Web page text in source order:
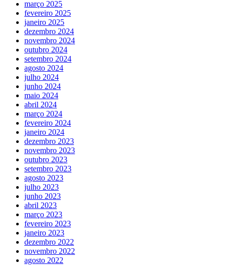
março 2025
fevereiro 2025
janeiro 2025
dezembro 2024
novembro 2024
outubro 2024
setembro 2024
agosto 2024
julho 2024
junho 2024
maio 2024
abril 2024
março 2024
fevereiro 2024
janeiro 2024
dezembro 2023
novembro 2023
outubro 2023
setembro 2023
agosto 2023
julho 2023
junho 2023
abril 2023
março 2023
fevereiro 2023
janeiro 2023
dezembro 2022
novembro 2022
agosto 2022